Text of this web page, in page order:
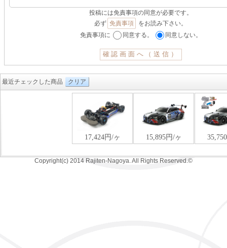
投稿には免責事項の同意が必要です。
必ず 免責事項
をお読み下さい。
免責事項に
同意する。 同意しない。
最近チェックした商品 クリア
Copyright(c) 2014 Rajiten-Nagoya. All Rights Reserved.©